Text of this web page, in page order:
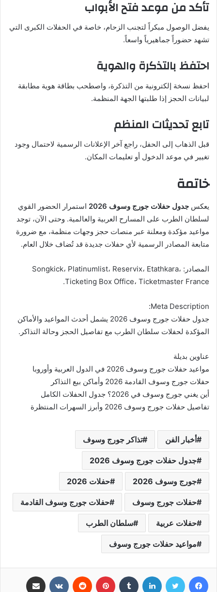
تأكد من موعد فتح الأبواب
يفضل الوصول مبكراً لتجنب الزحام، خاصة في الحفلات الكبرى التي
تشهد حضوراً جماهيرياً واسعاً.
احتفظ بالتذكرة والهوية
احفظ نسخة إلكترونية من التذكرة، واصطحب بطاقة هوية مطابقة
لبيانات الحجز إذا طلبتها الجهة المنظمة.
تابع تحديثات المنظم
قبل الذهاب إلى الحفل، راجع آخر الإعلانات الرسمية لاحتمال وجود
تغيير في موعد الدخول أو تعليمات المكان.
خاتمة
يعكس جدول حفلات جورج وسوف 2026
استمرار الحضور القوي
لسلطان الطرب على المسارح العربية والعالمية. وحتى الآن، توجد
مواعيد مؤكدة ومعلنة عبر منصات حجز وجهات منظمة، مع ضرورة
متابعة المصادر الرسمية لأي حفلات جديدة قد تُضاف خلال العام.
المصادر: Songkick، Platinumlist، Reservix، Etathkara،
Ticketing Box Office، Ticketmaster France.
Meta Description:
جدول حفلات جورج وسوف 2026 يشمل أحدث المواعيد والأماكن
المؤكدة لحفلات سلطان الطرب مع تفاصيل الحجز وحالة التذاكر.
عناوين بديلة
مواعيد حفلات جورج وسوف 2026 في الدول العربية وأوروبا
حفلات جورج وسوف القادمة 2026 وأماكن بيع التذاكر
أين يغني جورج وسوف في 2026؟ جدول الحفلات الكامل
تفاصيل حفلات جورج وسوف 2026 وأبرز السهرات المنتظرة
أخبار الفن تذاكر جورج وسوف
جدول حفلات جورج وسوف 2026
جورج وسوف 2026 حفلات 2026
حفلات جورج وسوف حفلات جورج وسوف القادمة
حفلات عربية سلطان الطرب
مواعيد حفلات جورج وسوف
فيسبوك تويتر لينكدإن بينتيريست